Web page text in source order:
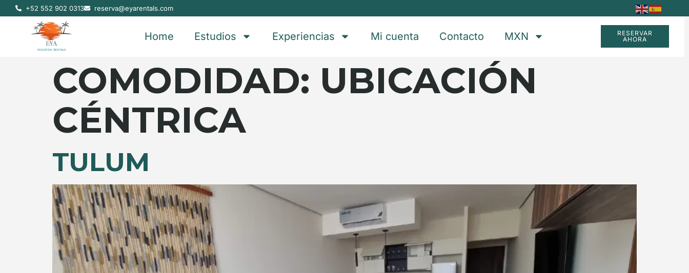
+52 552 902 0313 reserva@eyarentals.com
Home Estudios Experiencias Mi cuenta Contacto MXN
RESERVAR
AHORA
COMODIDAD: UBICACIÓN
CÉNTRICA
TULUM